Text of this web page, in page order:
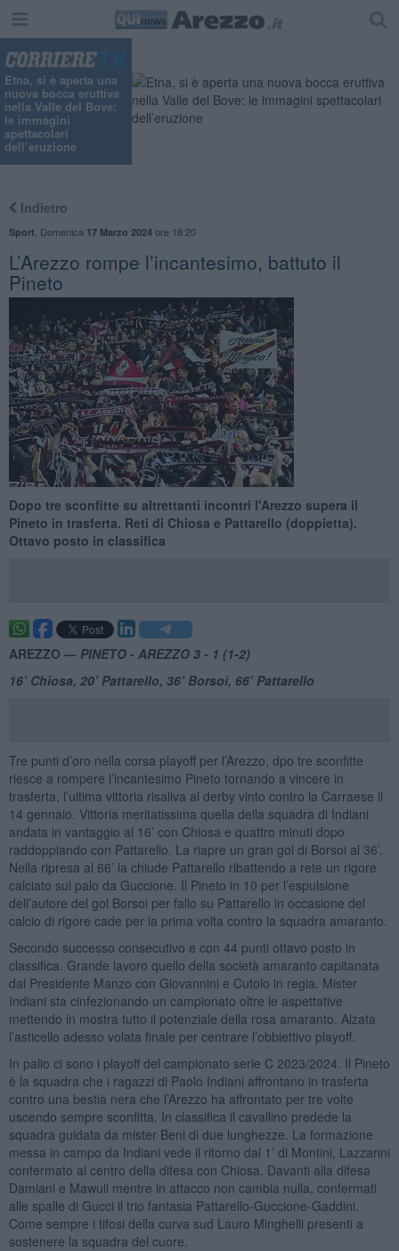
Etna, si è aperta una
nuova bocca eruttiva
nella Valle del Bove:
le immagini
spettacolari
dell’eruzione
Indietro
Sport Domenica 17 Marzo 2024ore 18:20
​L’Arezzo rompe l’incantesimo, battuto il
Pineto
Dopo tre sconfitte su altrettanti incontri l'Arezzo supera il
Pineto in trasferta. Reti di Chiosa e Pattarello (doppietta).
Ottavo posto in classifica
AREZZO — PINETO - AREZZO 3 - 1 (1-2)
16’ Chiosa, 20’ Pattarello, 36’ Borsoi, 66’ Pattarello
Tre punti d’oro nella corsa playoff per l’Arezzo, dpo tre sconfitte
riesce a rompere l’incantesimo Pineto tornando a vincere in
trasferta, l’ultima vittoria risaliva al derby vinto contro la Carraese il
14 gennaio. Vittoria meritatissima quella della squadra di Indiani
andata in vantaggio al 16’ con Chiosa e quattro minuti dopo
raddoppiando con Pattarello. La riapre un gran gol di Borsoi al 36’.
Nella ripresa al 66’ la chiude Pattarello ribattendo a rete un rigore
calciato sul palo da Guccione. Il Pineto in 10 per l’espulsione
dell’autore del gol Borsoi per fallo su Pattarello in occasione del
calcio di rigore cade per la prima volta contro la squadra amaranto.
Secondo successo consecutivo e con 44 punti ottavo posto in
classifica. Grande lavoro quello della società amaranto capitanata
dal Presidente Manzo con Giovannini e Cutolo in regia. Mister
Indiani sta cinfezionando un campionato oltre le aspettative
mettendo in mostra tutto il potenziale della rosa amaranto. Alzata
l’asticello adesso volata finale per centrare l’obbiettivo playoff.
In palio ci sono i playoff del campionato serie C 2023/2024. Il Pineto
è la squadra che i ragazzi di Paolo Indiani affrontano in trasferta
contro una bestia nera che l’Arezzo ha affrontato per tre volte
uscendo sempre sconfitta. In classifica il cavallino predede la
squadra guidata da mister Beni di due lunghezze. La formazione
messa in campo da Indiani vede il ritorno dal 1’ di Montini, Lazzarini
confermato al centro della difesa con Chiosa. Davanti alla difesa
Damiani e Mawuli mentre in attacco non cambia nulla, confermati
alle spalle di Gucci il trio fantasia Pattarello-Guccione-Gaddini.
Come sempre i tifosi della curva sud Lauro Minghelli presenti a
sostenere la squadra del cuore.